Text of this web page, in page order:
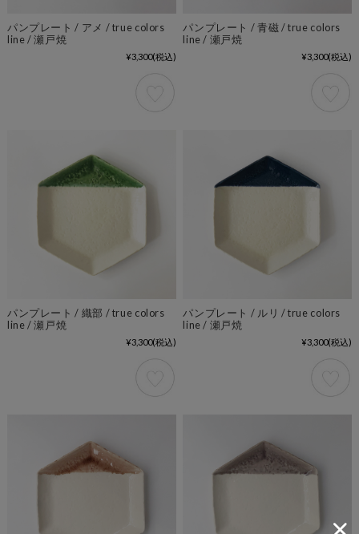
パンプレート / アメ / true colors
line / 瀬戸焼
¥3,300(税込)
パンプレート / 青磁 / true colors
line / 瀬戸焼
¥3,300(税込)
パンプレート / 織部 / true colors
line / 瀬戸焼
¥3,300(税込)
パンプレート / ルリ / true colors
line / 瀬戸焼
¥3,300(税込)